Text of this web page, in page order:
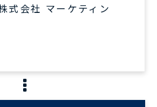
式会社 マーケティン